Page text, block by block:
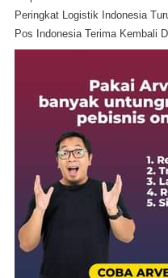
Peringkat Logistik Indonesia
Pos Indonesia Terima Kembali